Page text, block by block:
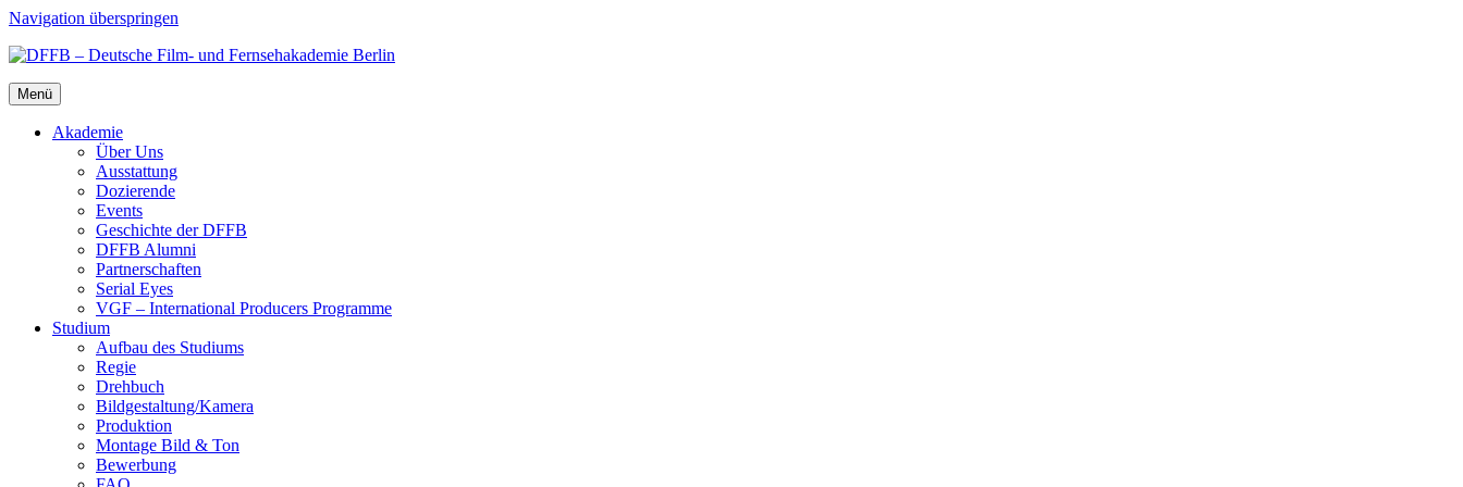
Navigation überspringen
Menü
Aka­de­mie
Über Uns
Aus­stat­tung
Dozie­ren­de
Events
Geschich­te der DFFB
DFFB Alum­ni
Part­ner­schaf­ten
Seri­al Eyes
VGF – Inter­na­tio­nal Pro­du­cers Pro­gram­me
Stu­di­um
Auf­bau des Stu­di­ums
Regie
Dreh­buch
Bildgestaltung/​​Kamera
Pro­duk­ti­on
Mon­ta­ge Bild & Ton
Bewer­bung